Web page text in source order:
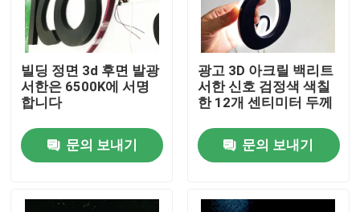
빌딩 정면 3d 후면 발광
서한은 6500K에 서명
합니다
문의 보내기
광고 3D 아크릴 백리트
서한 신호 검정색 색칠
한 12개 센티미터 두께
문의 보내기